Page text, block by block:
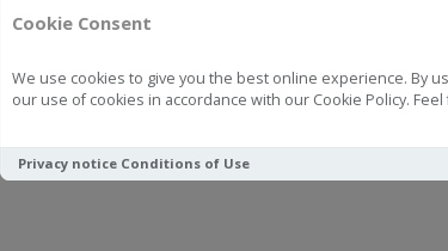
Cookie Consent
We use cookies to give you the best online experience. By
our use of cookies in accordance with our Cookie Policy.
Privacy notice Conditions of Use
SWELL DE SPIRITS